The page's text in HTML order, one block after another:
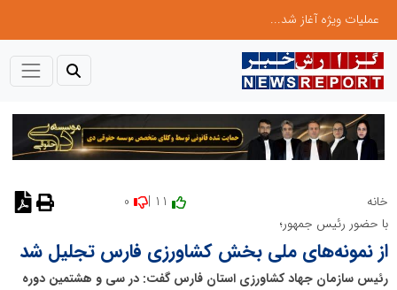
عملیات ویژه آغاز شد...
خانه
با حضور رئیس جمهور؛
از نمونه‌های ملی بخش کشاورزی فارس تجلیل شد
رئیس سازمان جهاد کشاورزی استان فارس گفت: در سی ‌و‌ هشتمین دوره